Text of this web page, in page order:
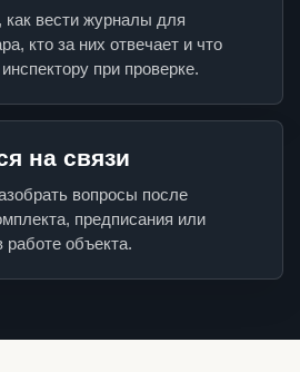
вести журналы для
кто за них отвечает и что
при проверке.
на связи
вопросы после
предписания или
работе объекта.